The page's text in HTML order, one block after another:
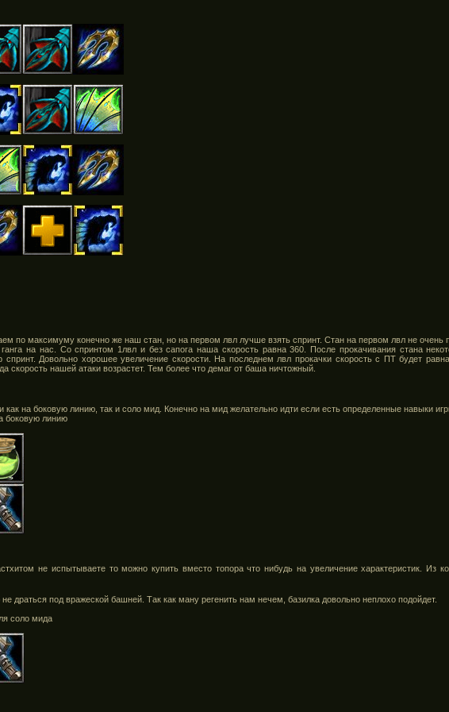
по максимуму конечно же наш стан, но на первом лвл лучше взять спринт. Стан на первом лвл не очень
ганга на нас. Со спринтом 1лвл и без сапога наша скорость равна 360. После прокачивания стана
спринт. Довольно хорошее увеличение скорости. На последнем лвл прокачки скорость с ПТ будет
скорость нашей атаки возрастет. Тем более что демаг от баша ничтожный.
как на боковую линию, так и соло мид. Конечно на мид желательно идти если есть определенные навыки
боковую линию
не испытываете то можно купить вместо топора что нибудь на увеличение характеристик. Из
драться под вражеской башней. Так как ману регенить нам нечем, базилка довольно неплохо подойдет.
соло мида